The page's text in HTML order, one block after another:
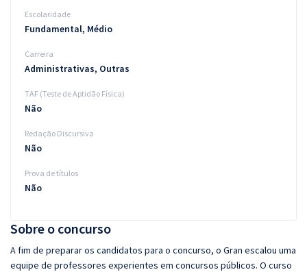
Sobre o concurso
A fim de preparar os candidatos para o concurso, o Gran escalou uma
equipe de professores experientes em concursos públicos. O curso
Escolaridade
Fundamental, Médio
Carreira
Administrativas, Outras
TAF (Teste de Aptidão Física)
Não
Redação Discursiva
Não
Prova de títulos
Não